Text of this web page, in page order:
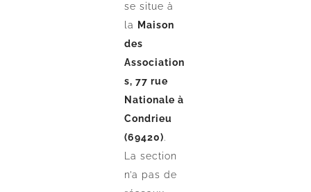
se situe à
la
Maison
des
Association
s, 77 rue
Nationale à
Condrieu
(69420)
La section
n’a pas de